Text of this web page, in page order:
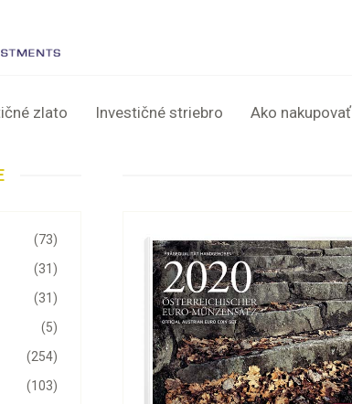
zlato Investičné striebro Ako nakupovať
(73)
(31)
(31)
(5)
(254)
(103)